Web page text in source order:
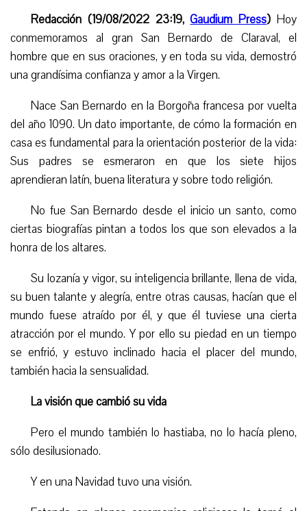
Redacción (19/08/2022 23:19,Gaudium Press) Hoy
conmemoramos al gran San Bernardo de Claraval, el
hombre que en sus oraciones, y en toda su vida, demostró
una grandísima confianza y amor a la Virgen.
Nace San Bernardo en la Borgoña francesa por vuelta
del año 1090. Un dato importante, de cómo la formación en
casa es fundamental para la orientación posterior de la vida:
Sus padres se esmeraron en que los siete hijos
aprendieran latín, buena literatura y sobre todo religión.
No fue San Bernardo desde el inicio un santo, como
ciertas biografías pintan a todos los que son elevados a la
honra de los altares.
Su lozanía y vigor, su inteligencia brillante, llena de vida,
su buen talante y alegría, entre otras causas, hacían que el
mundo fuese atraído por él, y que él tuviese una cierta
atracción por el mundo. Y por ello su piedad en un tiempo
se enfrió, y estuvo inclinado hacia el placer del mundo,
también hacia la sensualidad.
La visión que cambió su vida
Pero el mundo también lo hastiaba, no lo hacía pleno,
sólo desilusionado.
Y en una Navidad tuvo una visión.